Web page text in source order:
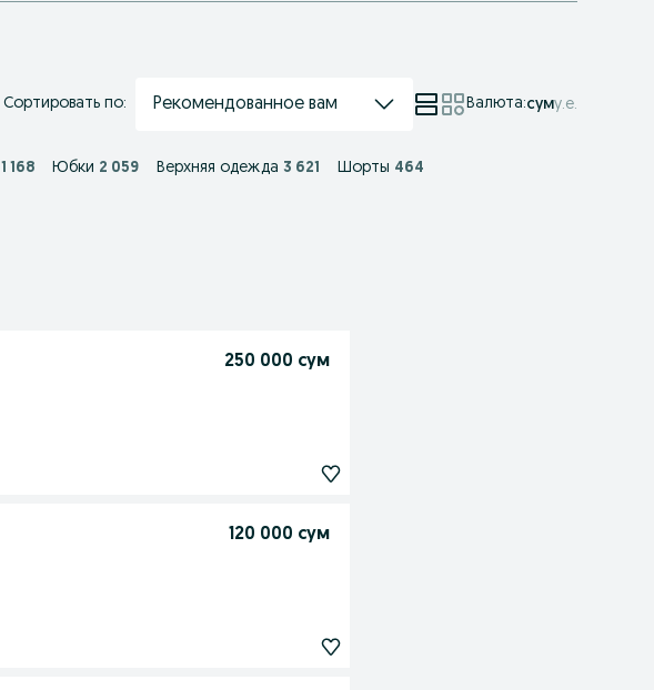
Сортировать по: Рекомендованное вам Валюта:суму.е.
1 168 Юбки 2 059 Верхняя одежда 3 621 Шорты 464
250 000 сум
120 000 сум